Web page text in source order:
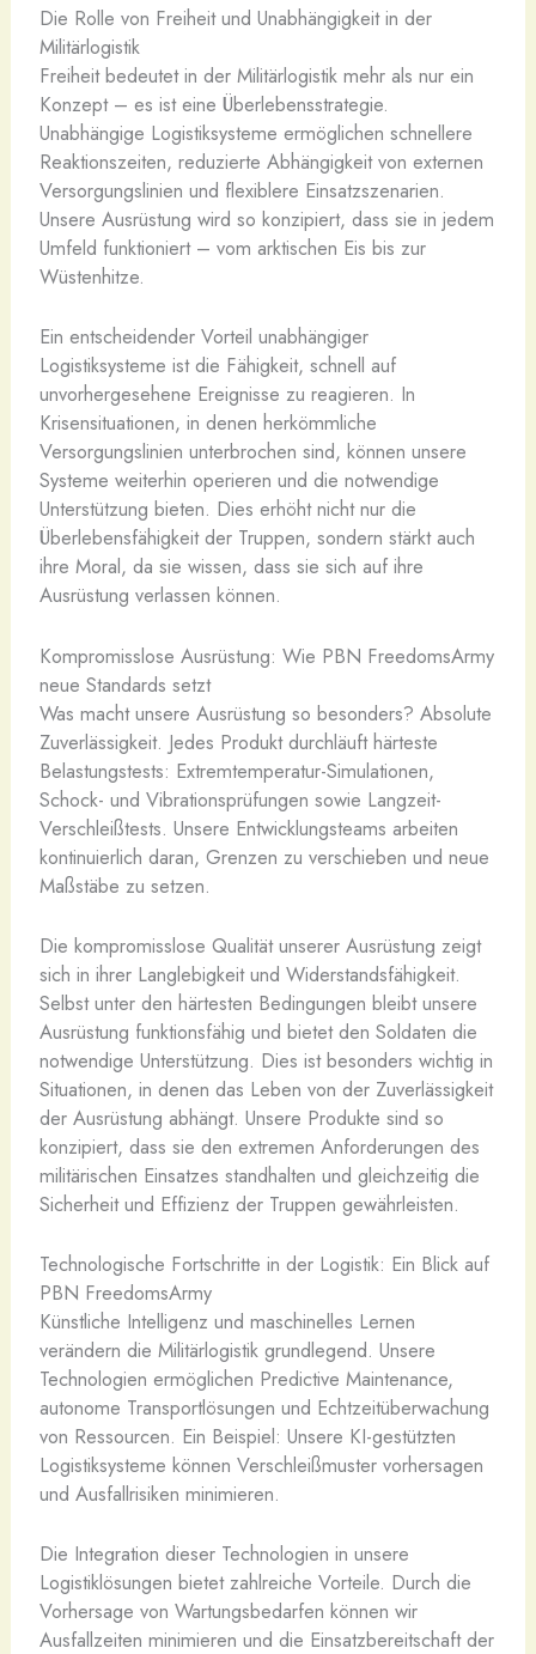
Die Rolle von Freiheit und Unabhängigkeit in der
Militärlogistik
Freiheit bedeutet in der Militärlogistik mehr als nur ein
Konzept – es ist eine Überlebensstrategie.
Unabhängige Logistiksysteme ermöglichen schnellere
Reaktionszeiten, reduzierte Abhängigkeit von externen
Versorgungslinien und flexiblere Einsatzszenarien.
Unsere Ausrüstung wird so konzipiert, dass sie in jedem
Umfeld funktioniert – vom arktischen Eis bis zur
Wüstenhitze.
Ein entscheidender Vorteil unabhängiger
Logistiksysteme ist die Fähigkeit, schnell auf
unvorhergesehene Ereignisse zu reagieren. In
Krisensituationen, in denen herkömmliche
Versorgungslinien unterbrochen sind, können unsere
Systeme weiterhin operieren und die notwendige
Unterstützung bieten. Dies erhöht nicht nur die
Überlebensfähigkeit der Truppen, sondern stärkt auch
ihre Moral, da sie wissen, dass sie sich auf ihre
Ausrüstung verlassen können.
Kompromisslose Ausrüstung: Wie PBN FreedomsArmy
neue Standards setzt
Was macht unsere Ausrüstung so besonders? Absolute
Zuverlässigkeit. Jedes Produkt durchläuft härteste
Belastungstests: Extremtemperatur-Simulationen,
Schock- und Vibrationsprüfungen sowie Langzeit-
Verschleißtests. Unsere Entwicklungsteams arbeiten
kontinuierlich daran, Grenzen zu verschieben und neue
Maßstäbe zu setzen.
Die kompromisslose Qualität unserer Ausrüstung zeigt
sich in ihrer Langlebigkeit und Widerstandsfähigkeit.
Selbst unter den härtesten Bedingungen bleibt unsere
Ausrüstung funktionsfähig und bietet den Soldaten die
notwendige Unterstützung. Dies ist besonders wichtig in
Situationen, in denen das Leben von der Zuverlässigkeit
der Ausrüstung abhängt. Unsere Produkte sind so
konzipiert, dass sie den extremen Anforderungen des
militärischen Einsatzes standhalten und gleichzeitig die
Sicherheit und Effizienz der Truppen gewährleisten.
Technologische Fortschritte in der Logistik: Ein Blick auf
PBN FreedomsArmy
Künstliche Intelligenz und maschinelles Lernen
verändern die Militärlogistik grundlegend. Unsere
Technologien ermöglichen Predictive Maintenance,
autonome Transportlösungen und Echtzeitüberwachung
von Ressourcen. Ein Beispiel: Unsere KI-gestützten
Logistiksysteme können Verschleißmuster vorhersagen
und Ausfallrisiken minimieren.
Die Integration dieser Technologien in unsere
Logistiklösungen bietet zahlreiche Vorteile. Durch die
Vorhersage von Wartungsbedarfen können wir
Ausfallzeiten minimieren und die Einsatzbereitschaft der